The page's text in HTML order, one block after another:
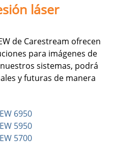
láser
de Carestream ofrecen
para imágenes de
sistemas, podrá
y futuras de manera
6950
5950
5700